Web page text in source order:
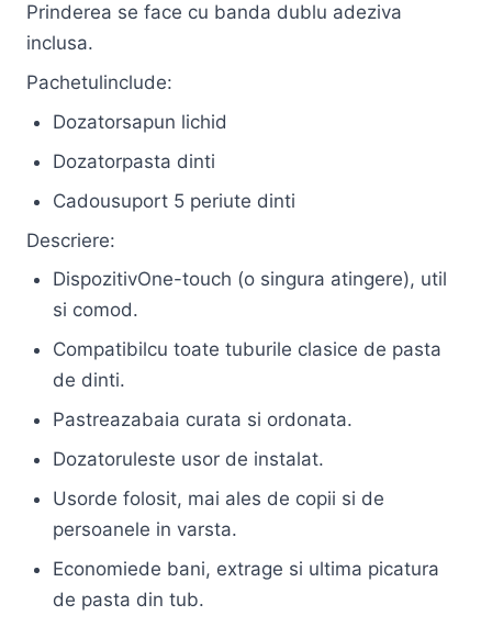
Prinderea se face cu banda dublu adeziva
inclusa.
Pachetulinclude:
Dozatorsapun lichid
Dozatorpasta dinti
Cadousuport 5 periute dinti
Descriere:
DispozitivOne-touch (o singura atingere), util
si comod.
Compatibilcu toate tuburile clasice de pasta
de dinti.
Pastreazabaia curata si ordonata.
Dozatoruleste usor de instalat.
Usorde folosit, mai ales de copii si de
persoanele in varsta.
Economiede bani, extrage si ultima picatura
de pasta din tub.